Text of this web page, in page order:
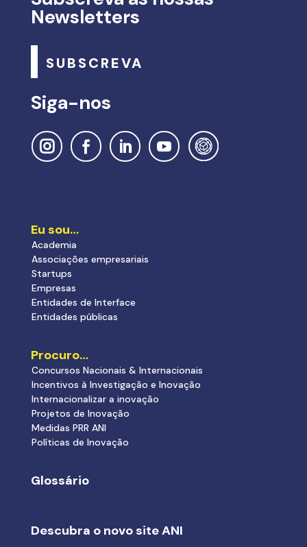
Newsletters
SUBSCREVA
Siga-nos
Eu sou…
Academia
Associações empresariais
Startups
Empresas
Entidades de Interface
Entidades públicas
Procuro…
Concursos Nacionais & Internacionais
Incentivos à Investigação e Inovação
Internacionalizar a inovação
Projetos de Inovação
Medidas PRR ANI
Políticas de Inovação
Glossário
Descubra o novo site ANI